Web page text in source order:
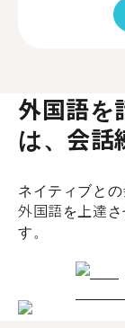
外国語を
は、会話
ネイティブと
外国語を上達
す。